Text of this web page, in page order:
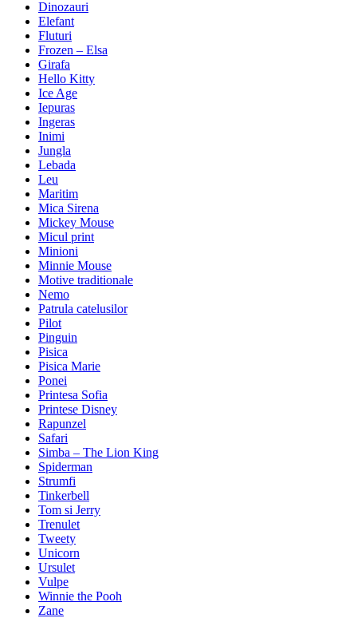
Dinozauri
Elefant
Fluturi
Frozen – Elsa
Girafa
Hello Kitty
Ice Age
Iepuras
Ingeras
Inimi
Jungla
Lebada
Leu
Maritim
Mica Sirena
Mickey Mouse
Micul print
Minioni
Minnie Mouse
Motive traditionale
Nemo
Patrula catelusilor
Pilot
Pinguin
Pisica
Pisica Marie
Ponei
Printesa Sofia
Printese Disney
Rapunzel
Safari
Simba – The Lion King
Spiderman
Strumfi
Tinkerbell
Tom si Jerry
Trenulet
Tweety
Unicorn
Ursulet
Vulpe
Winnie the Pooh
Zane